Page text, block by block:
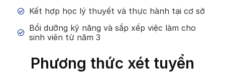
Kết hợp học lý thuyết và thực hành tại cơ sở
Bồi dưỡng kỹ năng và sắp xếp việc làm cho
sinh viên từ năm 3
Phương thức xét tuyển